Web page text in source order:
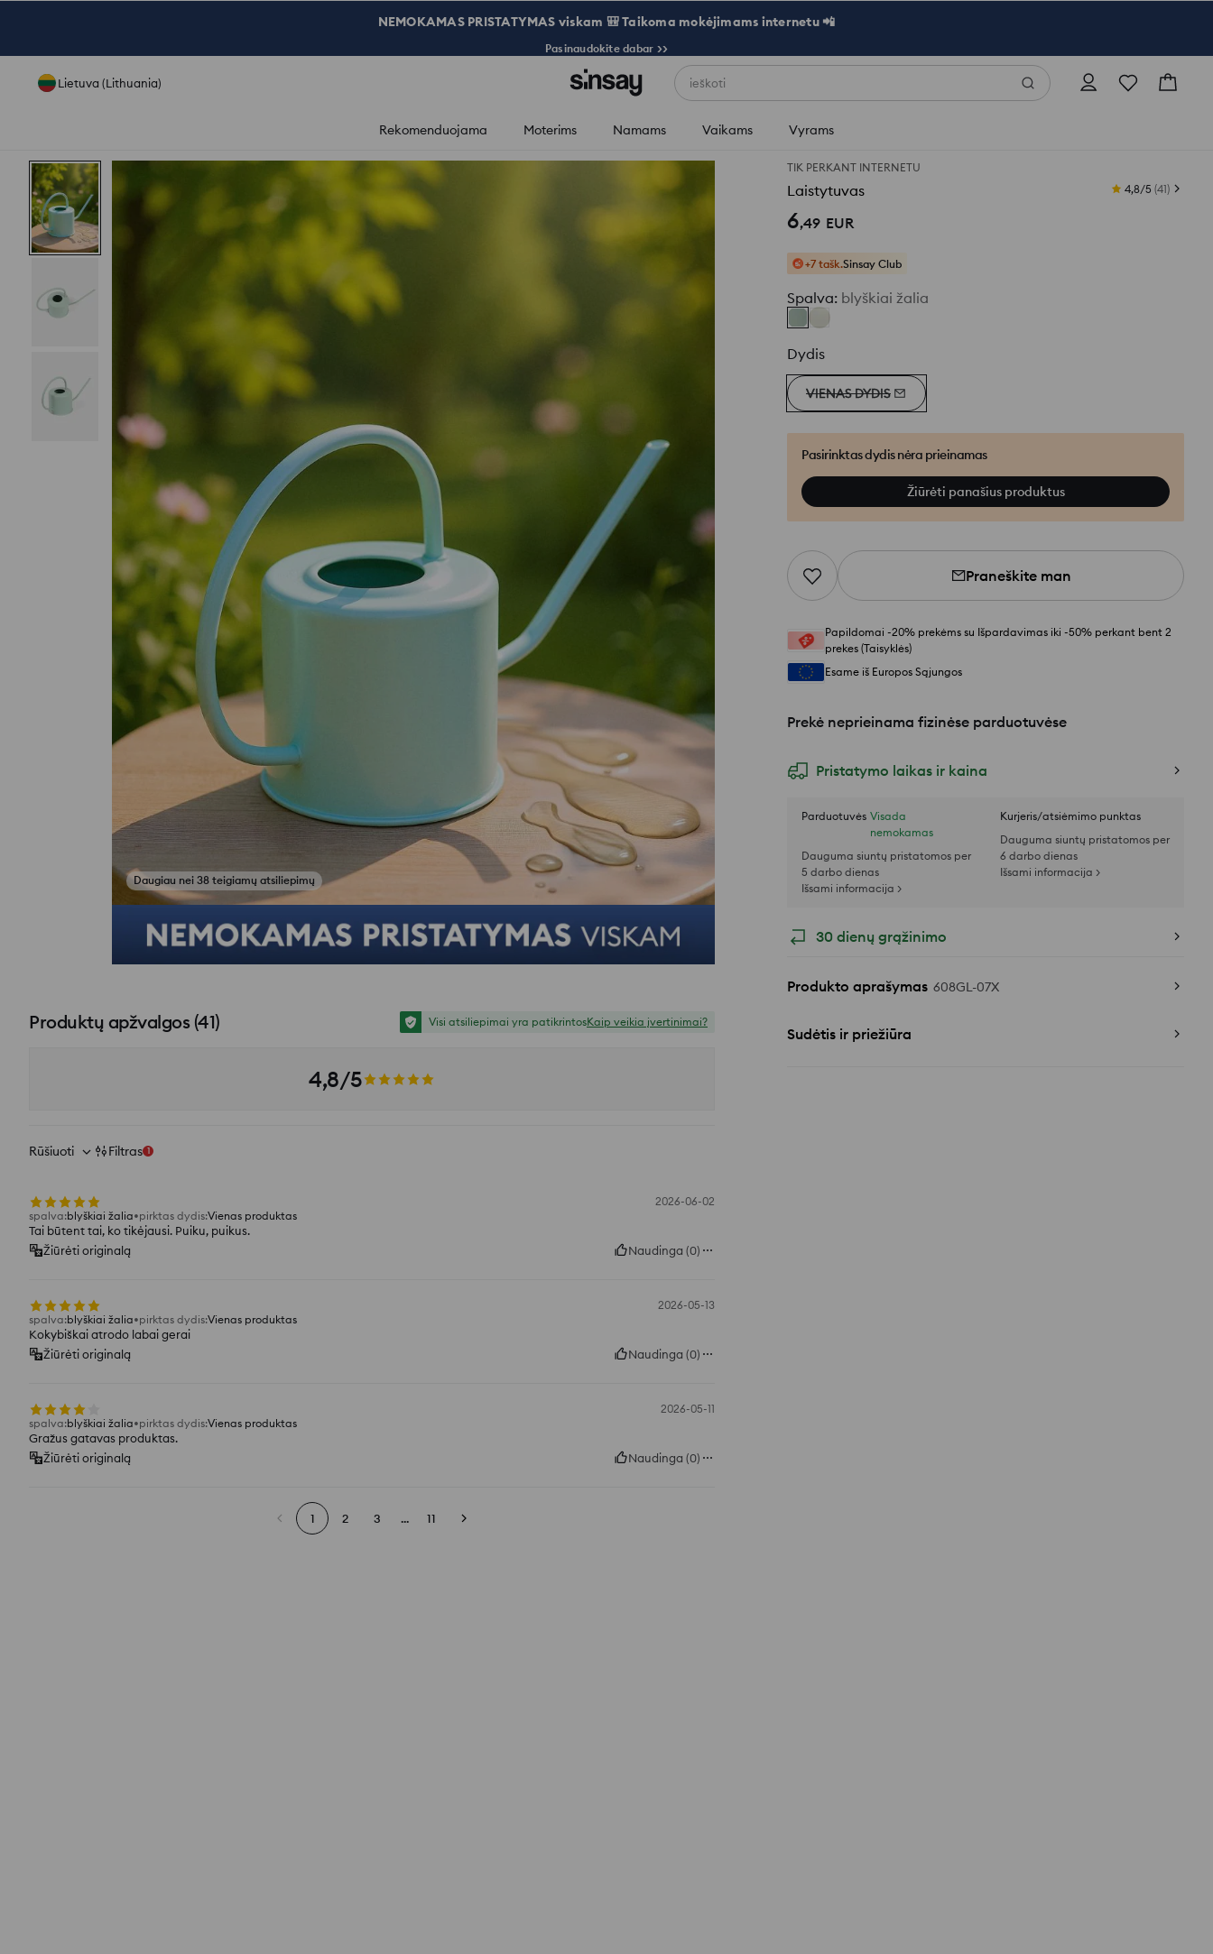
NEMOKAMAS PRISTATYMAS viskam 🎒 Taikoma mokėjimams internetu 📲
Pasinaudokite dabar >>
Lietuva (Lithuania) ieškoti
Rekomenduojama Moterims Namams Vaikams Vyrams
TIK PERKANT INTERNETU
Laistytuvas 4,8/5 (41)
6,49 EUR
+7 tašk.Sinsay Club
Spalva: blyškiai žalia
Dydis
VIENAS DYDIS
Pasirinktas dydis nėra prieinamas
Žiūrėti panašius produktus
Praneškite man
Papildomai -20% prekėms su Išpardavimas iki -50% perkant bent 2
prekes (Taisyklės)
Esame iš Europos Sąjungos
Prekė neprieinama fizinėse parduotuvėse
Pristatymo laikas ir kaina
Parduotuvės Visada
nemokamas
Dauguma siuntų pristatomos per
5 darbo dienas
Išsami informacija >
Kurjeris/atsiėmimo punktas
Dauguma siuntų pristatomos per
6 darbo dienas
Išsami informacija >
30 dienų grąžinimo
Produkto aprašymas 608GL-07X
Sudėtis ir priežiūra
Žiūrėti atsiliepimų nuotraukas
Produktų apžvalgos(41) Visi atsiliepimai yra patikrintosKaip veikia įvertinimai?
4,8/5
Rūšiuoti Filtras 1
2026-06-02
spalva:blyškiai žalia pirktas dydis:Vienas produktas
Tai būtent tai, ko tikėjausi. Puiku, puikus.
Žiūrėti originalą
Naudinga (0)
2026-05-13
spalva:blyškiai žalia pirktas dydis:Vienas produktas
Kokybiškai atrodo labai gerai
Žiūrėti originalą
Naudinga (0)
2026-05-11
spalva:blyškiai žalia pirktas dydis:Vienas produktas
Gražus gatavas produktas.
Žiūrėti originalą
Naudinga (0)
1 2 3 ... 11